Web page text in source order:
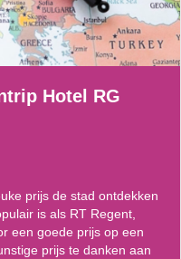
Hotel RG
prijs de stad ontdekken
is als RT Regent,
een goede prijs op een
prijs te danken aan